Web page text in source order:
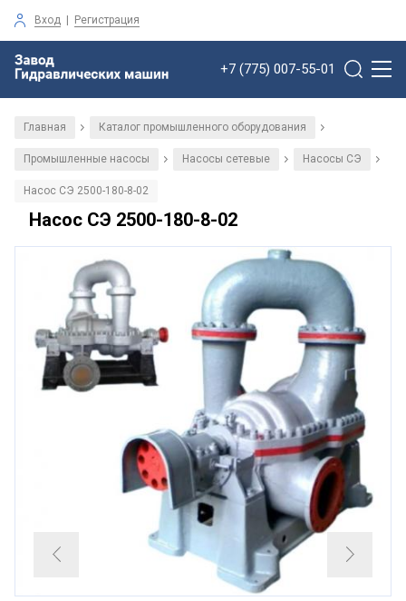
Вход | Регистрация
+7 (775) 007-55-01
Главная / Каталог промышленного оборудования /
Промышленные насосы / Насосы сетевые / Насосы СЭ /
Насос СЭ 2500-180-8-02
Насос СЭ 2500-180-8-02